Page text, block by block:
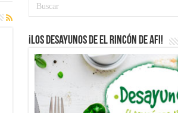
¡Los desayunos de El Rincón de Afi!